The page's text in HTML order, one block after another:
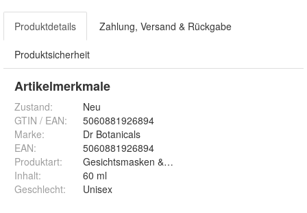
Produktdetails Zahlung, Versand & Rückgabe
Produktsicherheit
Artikelmerkmale
Zustand:
Neu
GTIN / EAN:
5060881926894
Marke:
Dr Botanicals
EAN:
5060881926894
Produktart:
Gesichtsmasken & -kuren
Inhalt:
60 ml
Geschlecht: Unisex